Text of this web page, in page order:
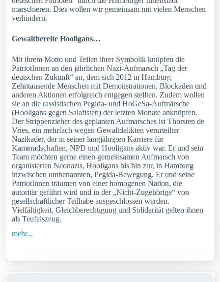
marschieren. Dies wollen wir gemeinsam mit vielen Menschen
verhindern.
Gewaltbereite Hooligans…
Mit ihrem Motto und Teilen ihrer Symbolik knüpfen die
PatriotInnen an den jährlichen Nazi-Aufmarsch „Tag der
deutschen Zukunft“ an, dem sich 2012 in Hamburg
Zehntausende Menschen mit Demonstrationen, Blockaden und
anderen Aktionen erfolgreich entgegen stellten. Zudem wollen
sie an die rassistischen Pegida- und HoGeSa-Aufmärsche
(Hooligans gegen Salafisten) der letzten Monate anknüpfen.
Der Strippenzieher des geplanten Aufmarsches ist Thorsten de
Vries, ein mehrfach wegen Gewaltdelikten verurteilter
Nazikader, der in seiner langjährigen Karriere für
Kameradschaften, NPD und Hooligans aktiv war. Er und sein
Team möchten gerne einen gemeinsamen Aufmarsch von
organisierten Neonazis, Hooligans bis hin zur, in Hamburg
inzwischen umbenannten, Pegida-Bewegung. Er und seine
PatriotInnen träumen von einer homogenen Nation, die
autoritär geführt wird und in der „Nicht-Zugehörige“ von
gesellschaftlicher Teilhabe ausgeschlossen werden.
Vielfältigkeit, Gleichberechtigung und Solidarität gelten ihnen
als Teufelszeug.
mehr...